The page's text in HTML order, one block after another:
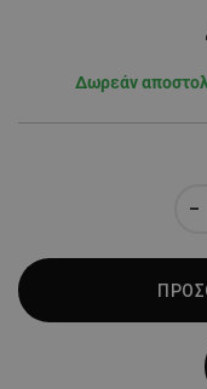
Δωρεάν